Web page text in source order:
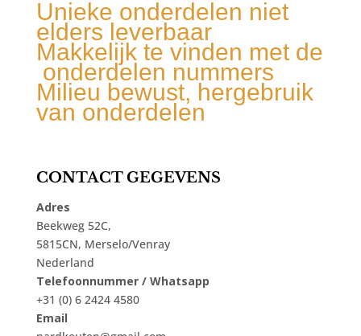
Unieke onderdelen niet
elders leverbaar
Makkelijk te vinden met de
onderdelen nummers
Milieu bewust, hergebruik
van onderdelen
CONTACT GEGEVENS
Adres
Beekweg 52C,
5815CN, Merselo/Venray
Nederland
Telefoonnummer / Whatsapp
+31 (0) 6 2424 4580
Email